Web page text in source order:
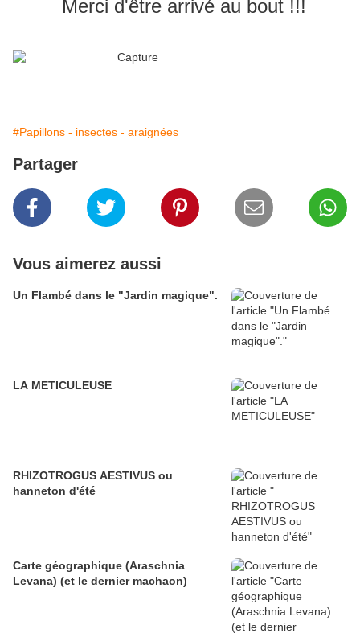
Merci d'être arrivé au bout !!!
#Papillons - insectes - araignées
Partager
Vous aimerez aussi
Un Flambé dans le "Jardin magique".
LA METICULEUSE
RHIZOTROGUS AESTIVUS ou
hanneton d'été
Carte géographique (Araschnia
Levana) (et le dernier machaon)